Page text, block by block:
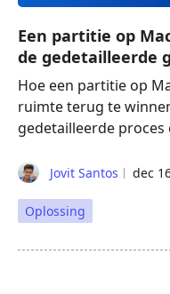
Een partitie op
de gedetailleerde
Hoe een partitie op
ruimte terug te
gedetailleerde
Jovit Santos dec
Oplossing